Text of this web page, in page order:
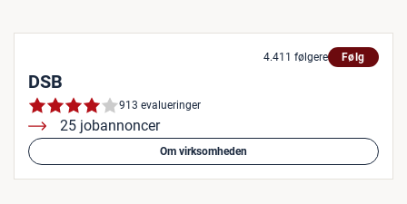
4.411 følgere Følg
DSB
913 evalueringer
25 jobannoncer
Om virksomheden